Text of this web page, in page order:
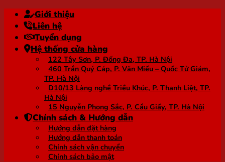
qua
nội
dung
Giới thiệu
Liên hệ
Tuyển dụng
Hệ thống cửa hàng
122 Tây Sơn, P. Đống Đa, TP. Hà Nội
460 Trần Quý Cáp, P. Văn Miếu – Quốc Tử Giám,
TP. Hà Nội
D10/13 Làng nghề Triều Khúc, P. Thanh Liệt, TP.
Hà Nội
15 Nguyễn Phong Sắc, P. Cầu Giấy, TP. Hà Nội
Chính sách & Hướng dẫn
Hướng dẫn đặt hàng
Hướng dẫn thanh toán
Chính sách vận chuyển
Chính sách bảo mật